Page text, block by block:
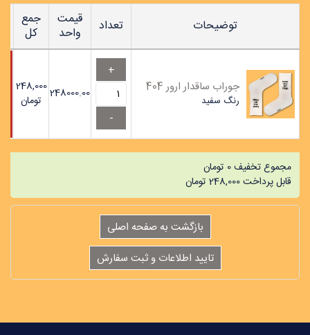
توضیحات تعداد قیمت
واحد
جمع
کل
جوراب ساقدار ارور 404
رنگ سفید 248000.00
248,000
تومان
مجموع تخفیف0 تومان
قابل پرداخت248,000 تومان